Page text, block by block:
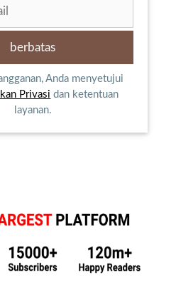
Anda menyetujui
Privasi dan ketentuan
layanan.